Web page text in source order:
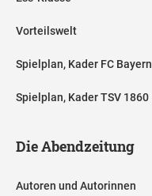
Vorteilswelt
Spielplan, Kader FC Bayern
Spielplan, Kader TSV 1860
Die Abendzeitung
Autoren und Autorinnen